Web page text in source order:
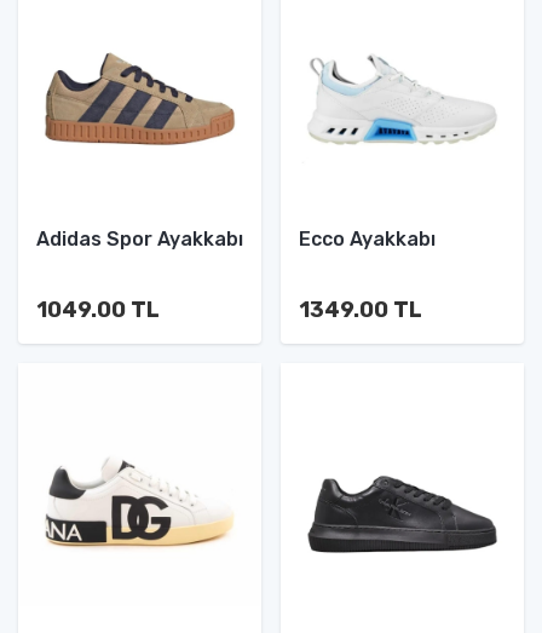
Adidas Spor Ayakkabı
1049.00 TL
Ecco Ayakkabı
1349.00 TL